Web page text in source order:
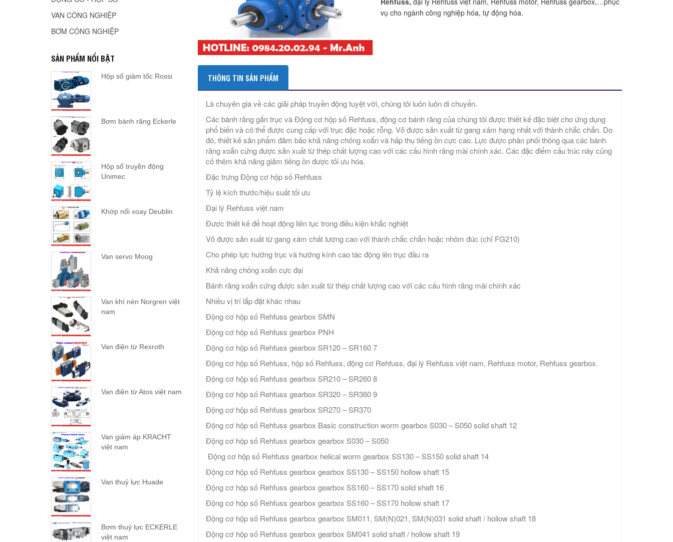
vụ cho ngành công nghiệp hóa, tự động hóa.
THÔNG TIN SẢN PHẨM
Là chuyên gia về các giải pháp truyền động tuyệt vời, chúng tôi luôn luôn di chuyển.
Các bánh răng gắn trục và Động cơ hộp số Rehfuss, động cơ bánh răng của chúng tôi được thiết kế đặc biệt cho ứng dụng
phổ biến và có thể được cung cấp với trục đặc hoặc rỗng. Vỏ được sản xuất từ ​​gang xám hạng nhất với thành chắc chắn. Do
đó, thiết kế sản phẩm đảm bảo khả năng chống xoắn và hấp thụ tiếng ồn cực cao. Lực được phân phối thông qua các bánh
răng xoắn cứng được sản xuất từ ​​thép chất lượng cao với các cấu hình răng mài chính xác. Các đặc điểm cấu trúc này củng
cố thêm khả năng giảm tiếng ồn được tối ưu hóa.
Đặc trưng Động cơ hộp số Rehfuss
Tỷ lệ kích thước/hiệu suất tối ưu
Đại lý Rehfuss việt nam
Được thiết kế để hoạt động liên tục trong điều kiện khắc nghiệt
Vỏ được sản xuất từ ​​gang xám chất lượng cao với thành chắc chắn hoặc nhôm đúc (chỉ FG210)
Cho phép lực hướng trục và hướng kính cao tác động lên trục đầu ra
Khả năng chống xoắn cực đại
Bánh răng xoắn cứng được sản xuất từ ​​thép chất lượng cao với các cấu hình răng mài chính xác
Nhiều vị trí lắp đặt khác nhau
Động cơ hộp số Rehfuss gearbox SMN
Động cơ hộp số Rehfuss gearbox PNH
Động cơ hộp số Rehfuss gearbox SR120 – SR160 7
Động cơ hộp số Rehfuss, hộp số Rehfuss, động cơ Rehfuss, đại lý Rehfuss việt nam, Rehfuss motor, Rehfuss gearbox.
Động cơ hộp số Rehfuss gearbox SR210 – SR260 8
Động cơ hộp số Rehfuss gearbox SR320 – SR360 9
Động cơ hộp số Rehfuss gearbox SR270 – SR370
Động cơ hộp số Rehfuss gearbox Basic construction worm gearbox S030 – S050 solid shaft 12
Động cơ hộp số Rehfuss gearbox gearbox S030 – S050
Động cơ hộp số Rehfuss gearbox helical worm gearbox SS130 – SS150 solid shaft 14
Động cơ hộp số Rehfuss gearbox gearbox SS130 – SS150 hollow shaft 15
Động cơ hộp số Rehfuss gearbox gearbox SS160 – SS170 solid shaft 16
Động cơ hộp số Rehfuss gearbox gearbox SS160 – SS170 hollow shaft 17
Động cơ hộp số Rehfuss gearbox gearbox SM011, SM(N)021, SM(N)031 solid shaft / hollow shaft 18
Động cơ hộp số Rehfuss gearbox gearbox SM041 solid shaft / hollow shaft 19
VAN CÔNG NGHIỆP
BƠM CÔNG NGHIỆP
SẢN PHẨM NỔI BẬT
Hộp số giảm tốc Rossi
Bơm bánh răng Eckerle
Hộp số truyền động
Unimec
Khớp nối xoay Deublin
Van servo Moog
Van khí nén Norgren việt
nam
Van điện từ Rexroth
Van điện từ Atos việt nam
Van giảm áp KRACHT
việt nam
Van thuỷ lực Huade
Bơm thuỷ lực ECKERLE
việt nam